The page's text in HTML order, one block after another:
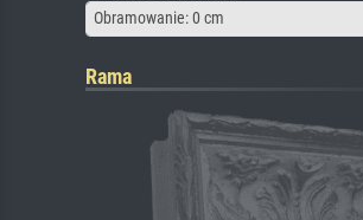
Obramowanie: 0 cm
Rama